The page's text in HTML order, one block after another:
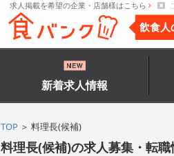
求人掲載を希望の企業・店舗様はこちら
飲食人
新着求人情報
TOP ＞ 料理長(候補)
料理長(候補)の求人募集・転職